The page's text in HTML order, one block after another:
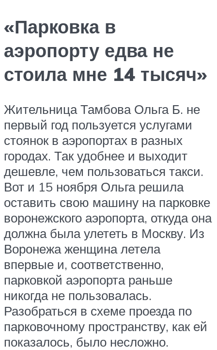
«Парковка в
аэропорту едва не
стоила мне 14 тысяч»
Жительница Тамбова Ольга Б. не
первый год пользуется услугами
стоянок в аэропортах в разных
городах. Так удобнее и выходит
дешевле, чем пользоваться такси.
Вот и 15 ноября Ольга решила
оставить свою машину на парковке
воронежского аэропорта, откуда она
должна была улететь в Москву. Из
Воронежа женщина летела
впервые и, соответственно,
парковкой аэропорта раньше
никогда не пользовалась.
Разобраться в схеме проезда по
парковочному пространству, как ей
показалось, было несложно.